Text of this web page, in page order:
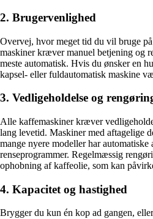
2. Brugervenlighed
Overvej, hvor meget tid du vil bruge
maskiner kræver manuel betjening og
meste automatisk. Hvis du ønsker en
kapsel- eller fuldautomatisk maskine
3. Vedligeholdelse og
Alle kaffemaskiner kræver
lang levetid. Maskiner med aftagelige
mange nyere modeller har
renseprogrammer. Regelmæssig
ophobning af kaffeolie, som kan
4. Kapacitet og hastighed
Brygger du kun én kop ad gangen,